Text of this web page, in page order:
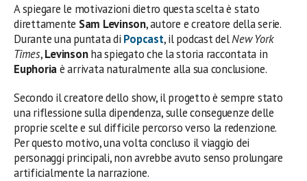
A spiegare le motivazioni dietro questa scelta è stato
direttamente Sam Levinson, autore e creatore della serie.
Durante una puntata di Popcast, il podcast delNew York
Times,Levinsonha spiegato che la storia raccontata in
Euphoriaè arrivata naturalmente alla sua conclusione.
Secondo il creatore dello show, il progetto è sempre stato
una riflessione sulla dipendenza, sulle conseguenze delle
proprie scelte e sul difficile percorso verso la redenzione.
Per questo motivo, una volta concluso il viaggio dei
personaggi principali, non avrebbe avuto senso prolungare
artificialmente la narrazione.